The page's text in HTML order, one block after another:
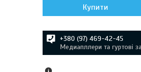
Купити
+380 (97) 469-42-45
Медиапллери та гуртові